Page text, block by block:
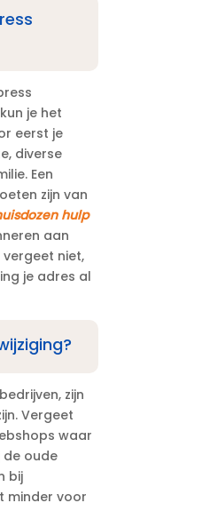
je het
eerst je
diverse
Een
zijn van
hulp
aan
vergeet niet,
je adres al
zijn
Vergeet
waar
de oude
bij
minder voor